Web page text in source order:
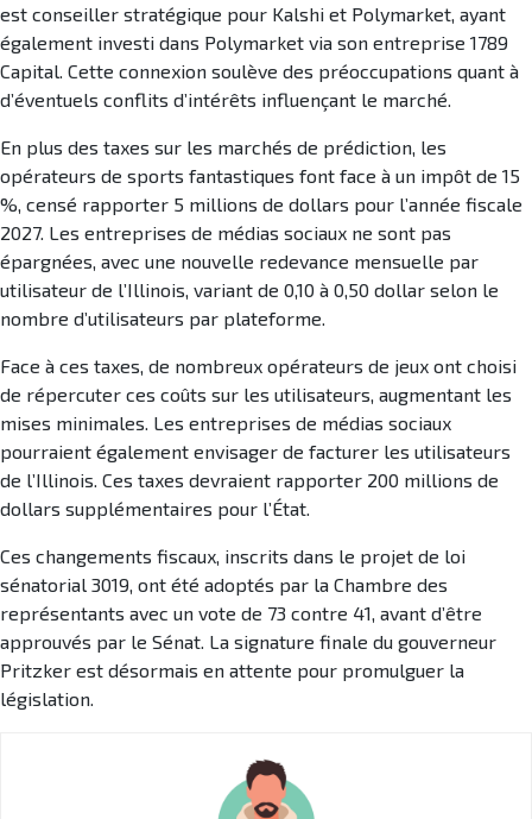
est conseiller stratégique pour Kalshi et Polymarket, ayant
également investi dans Polymarket via son entreprise 1789
Capital. Cette connexion soulève des préoccupations quant à
d’éventuels conflits d’intérêts influençant le marché.
En plus des taxes sur les marchés de prédiction, les
opérateurs de sports fantastiques font face à un impôt de 15
%, censé rapporter 5 millions de dollars pour l’année fiscale
2027. Les entreprises de médias sociaux ne sont pas
épargnées, avec une nouvelle redevance mensuelle par
utilisateur de l’Illinois, variant de 0,10 à 0,50 dollar selon le
nombre d’utilisateurs par plateforme.
Face à ces taxes, de nombreux opérateurs de jeux ont choisi
de répercuter ces coûts sur les utilisateurs, augmentant les
mises minimales. Les entreprises de médias sociaux
pourraient également envisager de facturer les utilisateurs
de l’Illinois. Ces taxes devraient rapporter 200 millions de
dollars supplémentaires pour l’État.
Ces changements fiscaux, inscrits dans le projet de loi
sénatorial 3019, ont été adoptés par la Chambre des
représentants avec un vote de 73 contre 41, avant d’être
approuvés par le Sénat. La signature finale du gouverneur
Pritzker est désormais en attente pour promulguer la
législation.